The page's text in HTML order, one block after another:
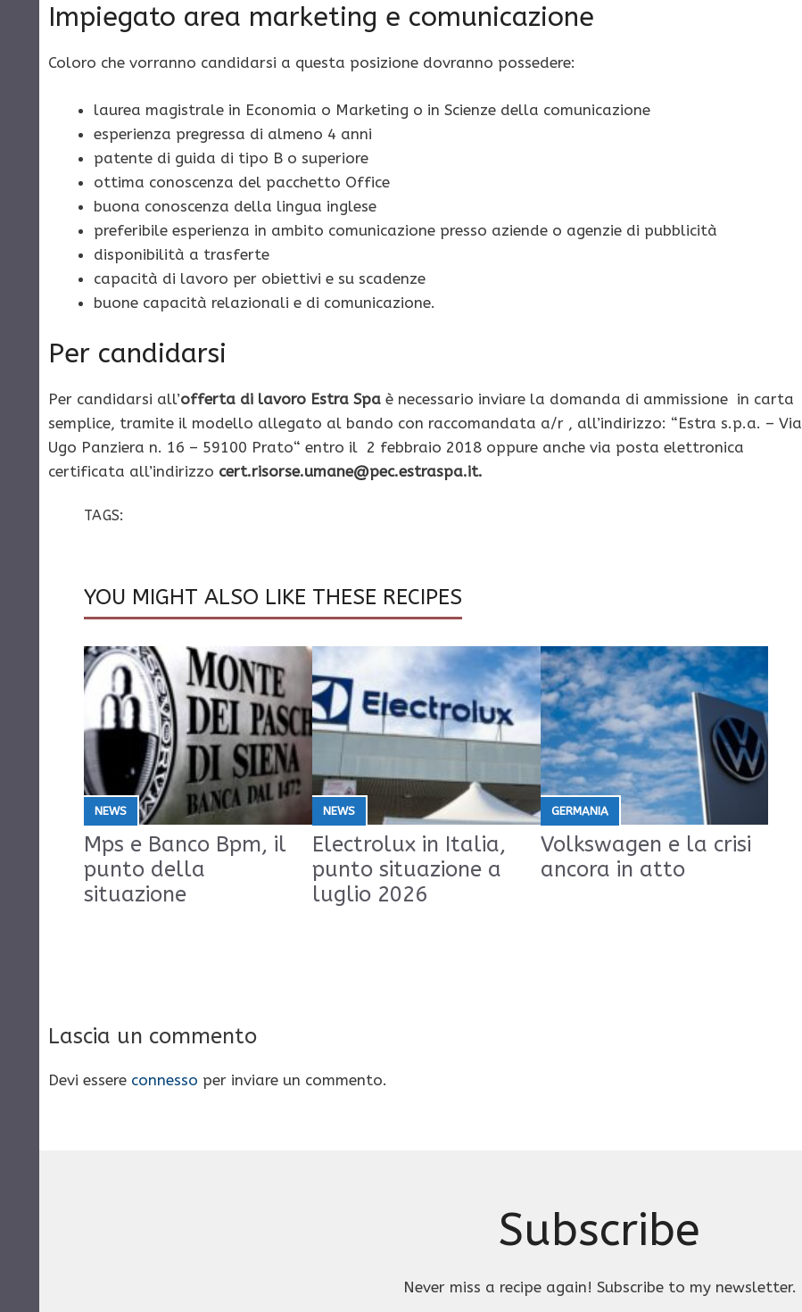
Impiegato area marketing e comunicazione
Coloro che vorranno candidarsi a questa posizione dovranno possedere:
laurea magistrale in Economia o Marketing o in Scienze della comunicazione
esperienza pregressa di almeno 4 anni
patente di guida di tipo B o superiore
ottima conoscenza del pacchetto Office
buona conoscenza della lingua inglese
preferibile esperienza in ambito comunicazione presso aziende o agenzie di pubblicità
disponibilità a trasferte
capacità di lavoro per obiettivi e su scadenze
buone capacità relazionali e di comunicazione.
Per candidarsi
Per candidarsi all’offerta di lavoro Estra Spa è necessario inviare la domanda di ammissione in carta
semplice, tramite il modello allegato al bando con raccomandata a/r , all’indirizzo: “Estra s.p.a. – Via
Ugo Panziera n. 16 – 59100 Prato“ entro il 2 febbraio 2018 oppure anche via posta elettronica
certificata all’indirizzo cert.risorse.umane@pec.estraspa.it.
TAGS:
YOU MIGHT ALSO LIKE THESE RECIPES
NEWS
Mps e Banco Bpm, il
punto della
situazione
NEWS
Electrolux in Italia,
punto situazione a
luglio 2026
GERMANIA
Volkswagen e la crisi
ancora in atto
Lascia un commento
Devi essere connesso per inviare un commento.
Subscribe
Never miss a recipe again! Subscribe to my newsletter.